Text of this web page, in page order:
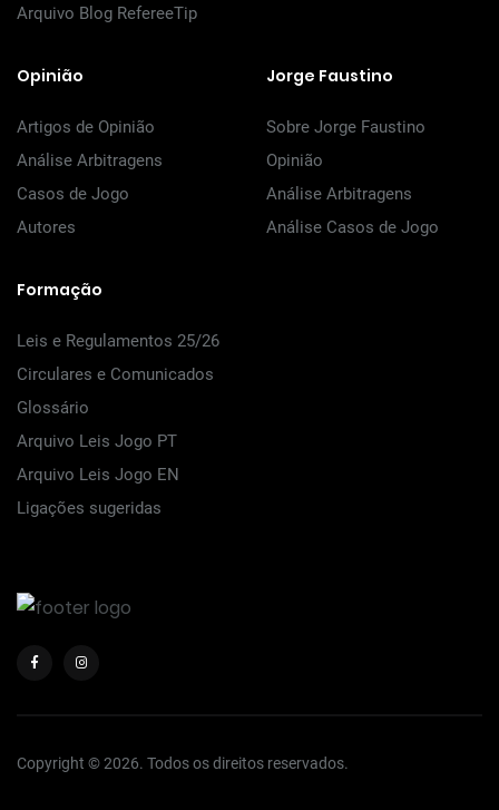
Arquivo Blog RefereeTip
Opinião
Artigos de Opinião
Análise Arbitragens
Casos de Jogo
Autores
Jorge Faustino
Sobre Jorge Faustino
Opinião
Análise Arbitragens
Análise Casos de Jogo
Formação
Leis e Regulamentos 25/26
Circulares e Comunicados
Glossário
Arquivo Leis Jogo PT
Arquivo Leis Jogo EN
Ligações sugeridas
Copyright © 2026. Todos os direitos reservados.